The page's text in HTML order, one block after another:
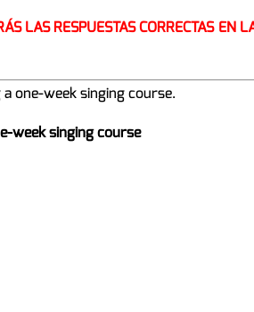
LAS RESPUESTAS CORRECTAS EN
one-week singing course.
week singing course